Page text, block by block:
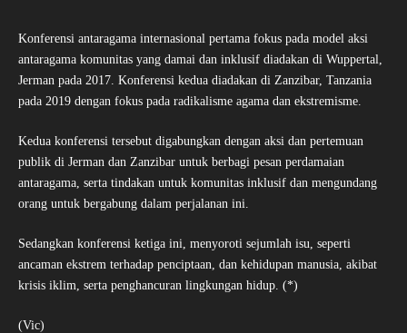
Konferensi antaragama internasional pertama fokus pada model aksi
antaragama komunitas yang damai dan inklusif diadakan di Wuppertal,
Jerman pada 2017. Konferensi kedua diadakan di Zanzibar, Tanzania
pada 2019 dengan fokus pada radikalisme agama dan ekstremisme.
Kedua konferensi tersebut digabungkan dengan aksi dan pertemuan
publik di Jerman dan Zanzibar untuk berbagi pesan perdamaian
antaragama, serta tindakan untuk komunitas inklusif dan mengundang
orang untuk bergabung dalam perjalanan ini.
Sedangkan konferensi ketiga ini, menyoroti sejumlah isu, seperti
ancaman ekstrem terhadap penciptaan, dan kehidupan manusia, akibat
krisis iklim, serta penghancuran lingkungan hidup. (*)
(Vic)